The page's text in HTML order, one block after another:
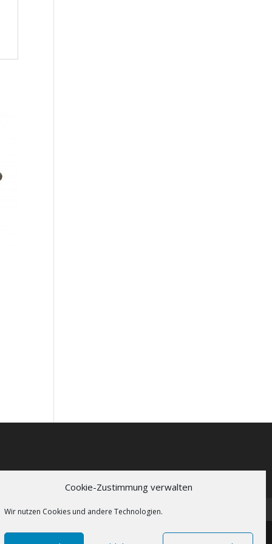
Cookie-Zustimmung verwalten
Wir nutzen Cookies und andere Technologien.